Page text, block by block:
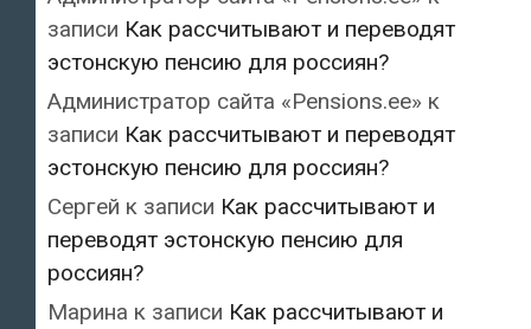
записи Как рассчитывают и переводят
эстонскую пенсию для россиян?
Администратор сайта «Pensions.ee» к
записи Как рассчитывают и переводят
эстонскую пенсию для россиян?
Сергей к записи Как рассчитывают и
переводят эстонскую пенсию для
россиян?
Марина к записи Как рассчитывают и